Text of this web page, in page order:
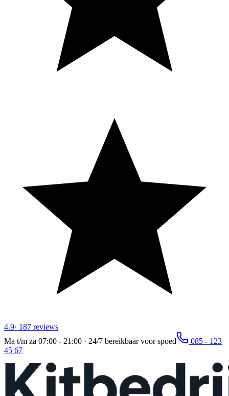
4.9· 187 reviews
Ma t/m za 07:00 - 21:00 · 24/7 bereikbaar voor spoed
085 - 123
45 67